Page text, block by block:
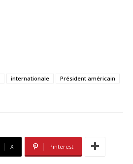
internationale
Président américain
X Pinterest